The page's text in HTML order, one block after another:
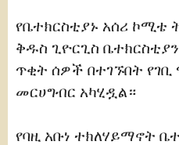
የቤተክርስቲያኑ አሰሪ ኮሚቴ
ቅዱስ ጊዮርጊስ
ጥቂት ሰዎች በተገኙበት
መርሀግብር አካሂዷል።
የባዚ አቡነ ተክለሃይማኖት